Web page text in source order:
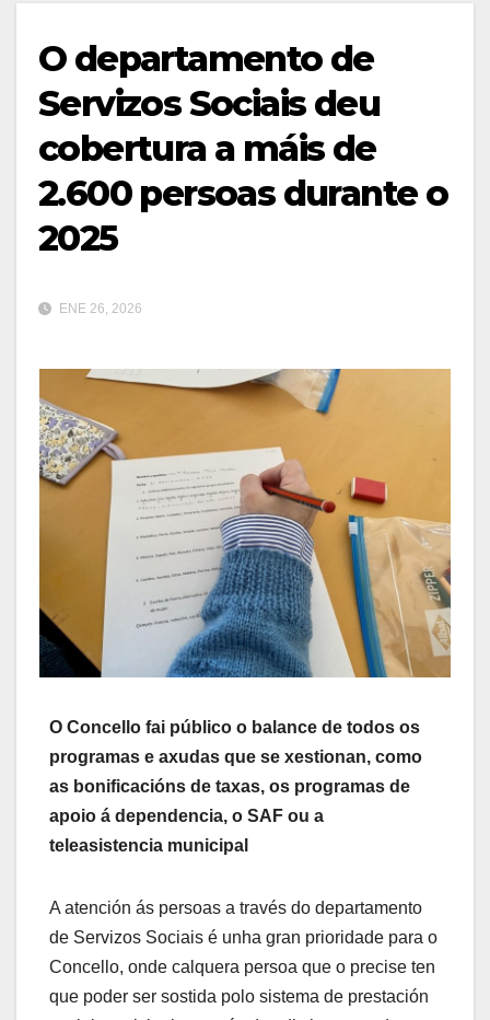
O departamento de
Servizos Sociais deu
cobertura a máis de
2.600 persoas durante o
2025
ENE 26, 2026
O Concello fai público o balance de todos os
programas e axudas que se xestionan, como
as bonificacións de taxas, os programas de
apoio á dependencia, o SAF ou a
teleasistencia municipal
A atención ás persoas a través do departamento
de Servizos Sociais é unha gran prioridade para o
Concello, onde calquera persoa que o precise ten
que poder ser sostida polo sistema de prestación